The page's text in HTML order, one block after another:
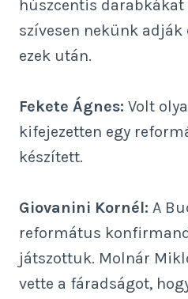
húszcentis
szívesen nekünk
ezek után.
Fekete Ágnes: Volt
kifejezetten egy
készített.
Giovanini Kornél: A
református
játszottuk. Molnár
vette a fáradságot,